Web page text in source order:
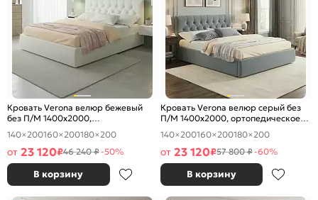
Кровать Verona велюр бежевый
без П/М 1400x2000,
ортопедическое основание,
изголовье мягкое
140×200160×200180×200
от 23 120₽46 240 ₽-50%
В корзину
Кровать Verona велюр серый без
П/М 1400x2000, ортопедическое
основание, изголовье мягкое
140×200160×200180×200
от 23 120₽57 800 ₽-60%
В корзину